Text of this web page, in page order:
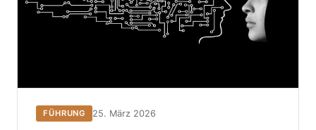
FÜHRUNG 25. März 2026